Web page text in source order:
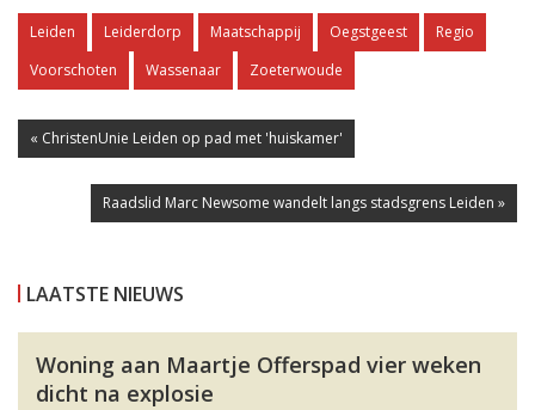
Leiden Leiderdorp Maatschappij Oegstgeest
Regio
Voorschoten
Wassenaar Zoeterwoude
« ChristenUnie Leiden op pad met 'huiskamer'
Raadslid Marc Newsome wandelt langs stadsgrens Leiden »
LAATSTE NIEUWS
Woning aan Maartje Offerspad vier weken
dicht na explosie